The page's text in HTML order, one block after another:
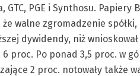
GTC, PGE i Synthosu.
walne zgromadzenie
dywidendy, niż
proc. Po ponad 3,5 proc. w
2 proc. notowały także